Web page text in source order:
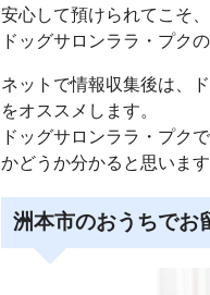
安心して預けられてこそ
ドッグサロンララ・プク
ネットで情報収集後は、
をオススメします。
ドッグサロンララ・プク
かどうか分かると思います
洲本市のおうちでお